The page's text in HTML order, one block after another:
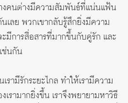
งคนต่างมีความสัมพันธ์ที่แน่นแฟ้น
เลย พวกเขากลับรู้สึกยิ่งมีความ
มีการสื่อสารที่มากขึ้นกับคู่รัก และ
ช่นกัน
รามีรักระยะไกล ทำให้เรามีความ
รามากยิ่งขึ้น เราจึงพยายามหาวิธี